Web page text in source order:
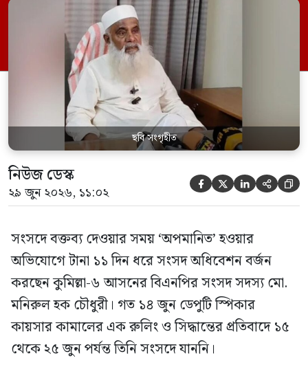
রুলিং ও সিদ্ধান্তের প্রতিবাদে ১৫ থেকে ২৫ জুন
পর্যন্ত তিনি সংসদে যাননি। মনিরুল হক চৌধুরী
বলেন, ‘আমাকে সংসদে অপমান করা হয়েছে।
স্পিকার ফোন […]
ছবি সংগৃহীত
নিউজ ডেস্ক
২৯ জুন ২০২৬, ১১:০২     
সংসদে বক্তব্য দেওয়ার সময় ‘অপমানিত’ হওয়ার
অভিযোগে টানা ১১ দিন ধরে সংসদ অধিবেশন বর্জন
করছেন কুমিল্লা-৬ আসনের বিএনপির সংসদ সদস্য মো.
মনিরুল হক চৌধুরী। গত ১৪ জুন ডেপুটি স্পিকার
কায়সার কামালের এক রুলিং ও সিদ্ধান্তের প্রতিবাদে ১৫
থেকে ২৫ জুন পর্যন্ত তিনি সংসদে যাননি।